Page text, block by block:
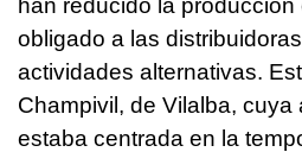
han reducido la
obligado a las
actividades alternativas.
Champivil, de Vilalba, cuya
estaba centrada en la